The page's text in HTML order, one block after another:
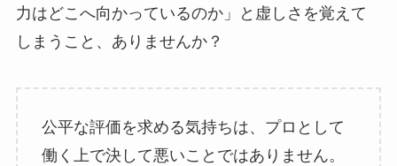
力はどこへ向かっているのか」と虚しさを覚えて
しまうこと、ありませんか？
公平な評価を求める気持ちは、プロとして
働く上で決して悪いことではありません。